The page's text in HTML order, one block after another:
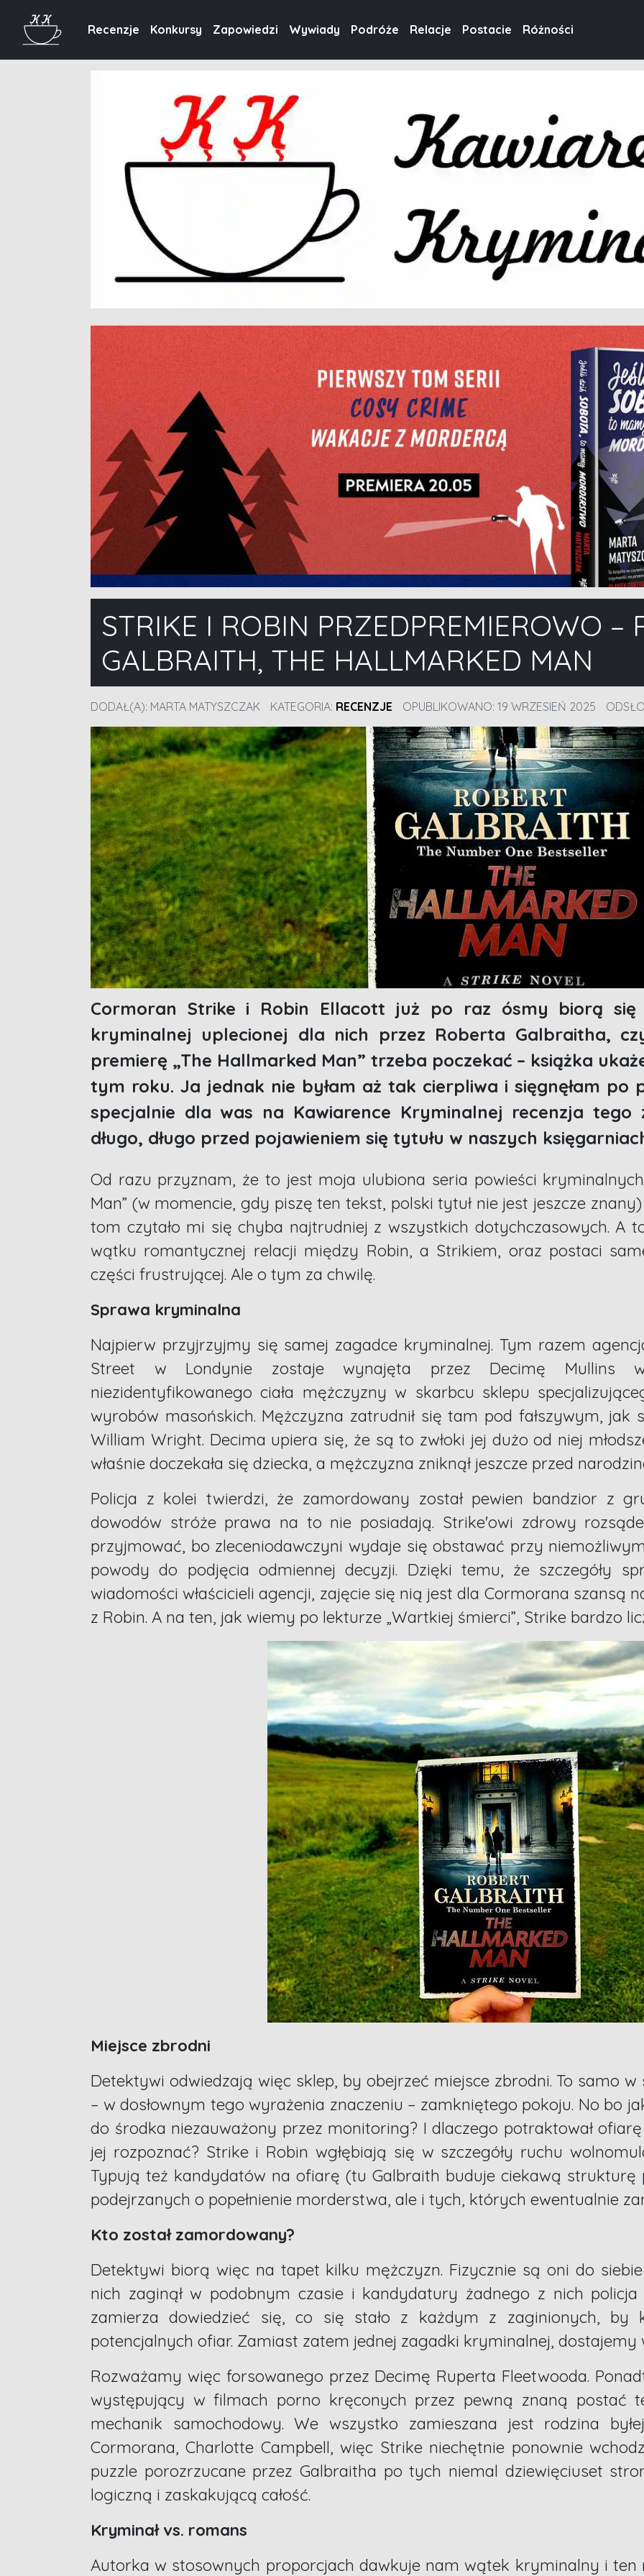
Recenzje Konkursy Zapowiedzi Wywiady Podróże Relacje Postacie Różności
STRIKE I ROBIN PRZEDPREMIEROWO –
GALBRAITH, THE HALLMARKED MAN
DODAŁ(A): MARTA MATYSZCZAK KATEGORIA: RECENZJE OPUBLIKOWANO: 19 WRZESIEŃ 2025
Cormoran Strike i Robin Ellacott już po raz ósmy biorą się
kryminalnej uplecionej dla nich przez Roberta Galbraitha,
premierę „The Hallmarked Man” trzeba poczekać – książka
tym roku. Ja jednak nie byłam aż tak cierpliwa i sięgnęłam po
specjalnie dla was na Kawiarence Kryminalnej recenzja tego
długo, długo przed pojawieniem się tytułu w naszych
Od razu przyznam, że to jest moja ulubiona seria powieści
Man” (w momencie, gdy piszę ten tekst, polski tytuł nie jest jeszcze
tom czytało mi się chyba najtrudniej z wszystkich dotychczasowych. A
wątku romantycznej relacji między Robin, a Strikiem, oraz postaci
części frustrującej. Ale o tym za chwilę.
Sprawa kryminalna
Najpierw przyjrzyjmy się samej zagadce kryminalnej. Tym razem
Street w Londynie zostaje wynajęta przez Decimę Mullins
niezidentyfikowanego ciała mężczyzny w skarbcu sklepu
wyrobów masońskich. Mężczyzna zatrudnił się tam pod fałszywym, jak
William Wright. Decima upiera się, że są to zwłoki jej dużo od niej
właśnie doczekała się dziecka, a mężczyzna zniknął jeszcze przed
Policja z kolei twierdzi, że zamordowany został pewien bandzior z
dowodów stróże prawa na to nie posiadają. Strike'owi zdrowy
przyjmować, bo zleceniodawczyni wydaje się obstawać przy
powody do podjęcia odmiennej decyzji. Dzięki temu, że szczegóły
wiadomości właścicieli agencji, zajęcie się nią jest dla Cormorana szansą
z Robin. A na ten, jak wiemy po lekturze „Wartkiej śmierci”, Strike bardzo
Miejsce zbrodni
Detektywi odwiedzają więc sklep, by obejrzeć miejsce zbrodni. To samo
– w dosłownym tego wyrażenia znaczeniu – zamkniętego pokoju. No bo
do środka niezauważony przez monitoring? I dlaczego potraktował
jej rozpoznać? Strike i Robin wgłębiają się w szczegóły ruchu
Typują też kandydatów na ofiarę (tu Galbraith buduje ciekawą strukturę
podejrzanych o popełnienie morderstwa, ale i tych, których ewentualnie
Kto został zamordowany?
Detektywi biorą więc na tapet kilku mężczyzn. Fizycznie są oni do
nich zaginął w podobnym czasie i kandydatury żadnego z nich
zamierza dowiedzieć się, co się stało z każdym z zaginionych, by
potencjalnych ofiar. Zamiast zatem jednej zagadki kryminalnej, dostajemy
Rozważamy więc forsowanego przez Decimę Ruperta Fleetwooda.
występujący w filmach porno kręconych przez pewną znaną postać
mechanik samochodowy. We wszystko zamieszana jest rodzina
Cormorana, Charlotte Campbell, więc Strike niechętnie ponownie
puzzle porozrzucane przez Galbraitha po tych niemal dziewięciuset
logiczną i zaskakującą całość.
Kryminał vs. romans
Autorka w stosownych proporcjach dawkuje nam wątek kryminalny i ten